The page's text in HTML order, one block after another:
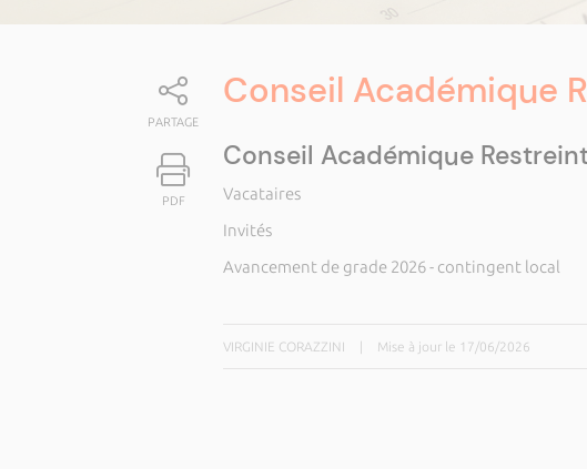
PARTAGE
PDF
Conseil Académique
Conseil Académique
Vacataires
Invités
Avancement de grade 2026 - contingent local
VIRGINIE CORAZZINI Mise à jour le 17/06/2026